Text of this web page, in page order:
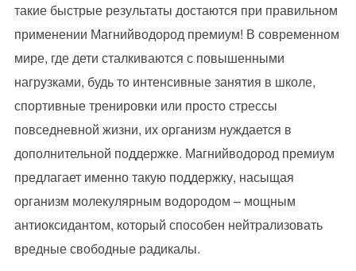
такие быстрые результаты достаются при правильном
применении Магнийводород премиум! В современном
мире, где дети сталкиваются с повышенными
нагрузками, будь то интенсивные занятия в школе,
спортивные тренировки или просто стрессы
повседневной жизни, их организм нуждается в
дополнительной поддержке. Магнийводород премиум
предлагает именно такую поддержку, насыщая
организм молекулярным водородом – мощным
антиоксидантом, который способен нейтрализовать
вредные свободные радикалы.